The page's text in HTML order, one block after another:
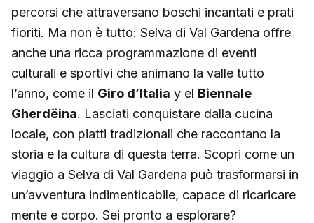
percorsi che attraversano boschi incantati e prati
fioriti. Ma non è tutto: Selva di Val Gardena offre
anche una ricca programmazione di eventi
culturali e sportivi che animano la valle tutto
l’anno, come il Giro d’Italia y el Biennale
Gherdëina. Lasciati conquistare dalla cucina
locale, con piatti tradizionali che raccontano la
storia e la cultura di questa terra. Scopri come un
viaggio a Selva di Val Gardena può trasformarsi in
un’avventura indimenticabile, capace di ricaricare
mente e corpo. Sei pronto a esplorare?